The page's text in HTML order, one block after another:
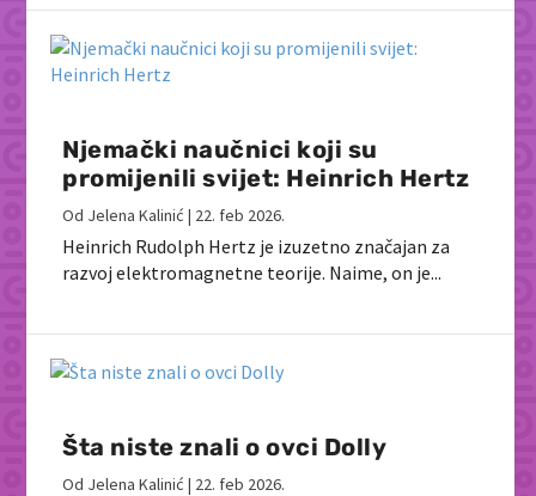
Njemački naučnici koji su
promijenili svijet: Heinrich Hertz
Od Jelena Kalinić | 22. feb 2026.
Heinrich Rudolph Hertz je izuzetno značajan za
razvoj elektromagnetne teorije. Naime, on je...
Šta niste znali o ovci Dolly
Od Jelena Kalinić | 22. feb 2026.